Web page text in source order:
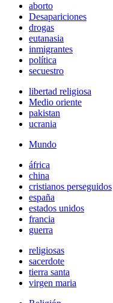
aborto
Desapariciones
drogas
eutanasia
inmigrantes
política
secuestro
libertad religiosa
Medio oriente
pakistan
ucrania
Mundo
áfrica
china
cristianos perseguidos
españa
estados unidos
francia
guerra
religiosas
sacerdote
tierra santa
virgen maria